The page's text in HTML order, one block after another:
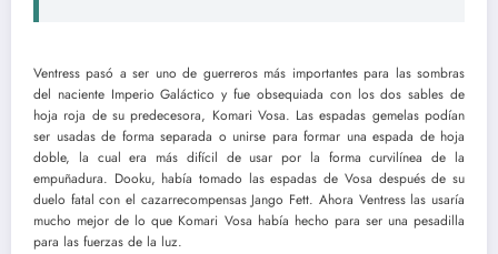
Ventress pasó a ser uno de guerreros más importantes para las sombras
del naciente Imperio Galáctico y fue obsequiada con los dos sables de
hoja roja de su predecesora, Komari Vosa. Las espadas gemelas podían
ser usadas de forma separada o unirse para formar una espada de hoja
doble, la cual era más difícil de usar por la forma curvilínea de la
empuñadura. Dooku, había tomado las espadas de Vosa después de su
duelo fatal con el cazarrecompensas Jango Fett. Ahora Ventress las usaría
mucho mejor de lo que Komari Vosa había hecho para ser una pesadilla
para las fuerzas de la luz.